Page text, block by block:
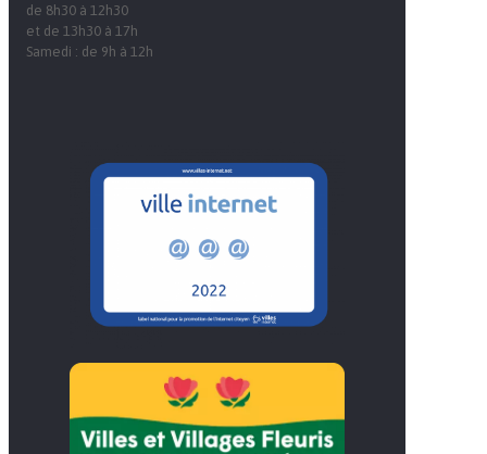
de 8h30 à 12h30
et de 13h30 à 17h
Samedi : de 9h à 12h